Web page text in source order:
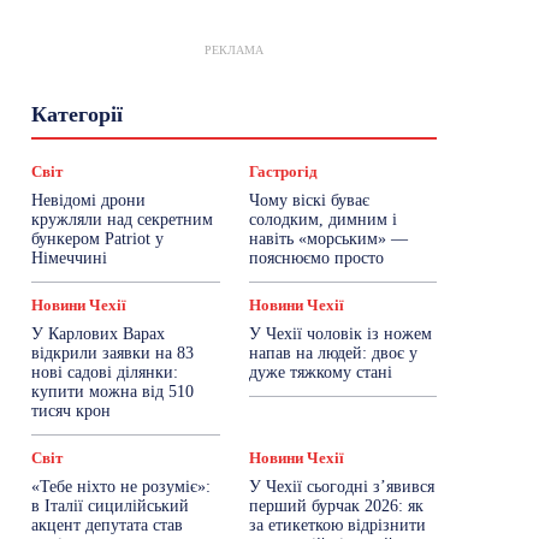
РЕКЛАМА
КатегоріїГастрогід
Знай Чехію
Новини Чехії
Політика
Робота
Сад та город
Світ
Спорт ТехноМанія
Топ-новини
Фоторепортаж
Більше
Світ
Невідомі дрони
кружляли над секретним
бункером Patriot у
Німеччині
Гастрогід
Чому віскі буває
солодким, димним і
навіть «морським» —
пояснюємо просто
Новини Чехії
У Карлових Варах
відкрили заявки на 83
нові садові ділянки:
купити можна від 510
тисяч крон
Новини Чехії
У Чехії чоловік із ножем
напав на людей: двоє у
дуже тяжкому стані
Світ
«Тебе ніхто не розуміє»:
в Італії сицилійський
акцент депутата став
Новини Чехії
У Чехії сьогодні з’явився
перший бурчак 2026: як
за етикеткою відрізнити